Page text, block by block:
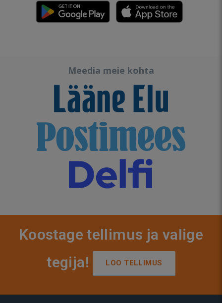
Meedia meie kohta
Koostage tellimus ja valige
tegija!
LOO TELLIMUS